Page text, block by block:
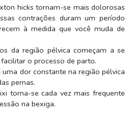
hicks tornam-se mais dolorosas
contrações duram um período
à medida que você muda de
da região pélvica começam a se
o processo de parto.
dor constante na região pélvica
pernas.
torna-se cada vez mais frequente
na bexiga.